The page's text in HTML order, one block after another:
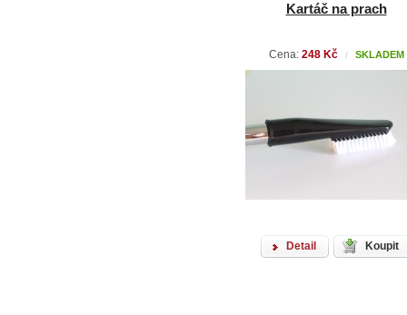
Kartáč na prach
Cena: 248 Kč / SKLADEM
Detail Koupit